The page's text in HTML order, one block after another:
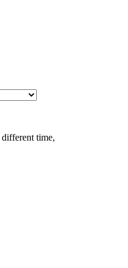
time,